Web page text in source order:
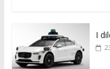
e
b
o
itt
er
ai
l
I